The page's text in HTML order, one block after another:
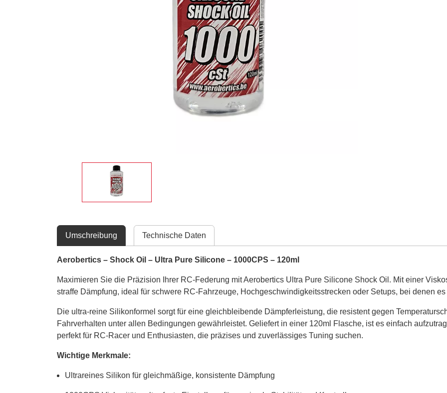
Umschreibung Technische Daten
Aerobertics – Shock Oil – Ultra Pure Silicone – 1000CPS – 120ml
Maximieren Sie die Präzision Ihrer RC-Federung mit Aerobertics Ultra Pure Silicone Shock Oil. Mit einer
straffe Dämpfung, ideal für schwere RC-Fahrzeuge, Hochgeschwindigkeitsstrecken oder Setups, bei denen
Die ultra-reine Silikonformel sorgt für eine gleichbleibende Dämpferleistung, die resistent gegen
Fahrverhalten unter allen Bedingungen gewährleistet. Geliefert in einer 120ml Flasche, ist es einfach
perfekt für RC-Racer und Enthusiasten, die präzises und zuverlässiges Tuning suchen.
Wichtige Merkmale:
Ultrareines Silikon für gleichmäßige, konsistente Dämpfung